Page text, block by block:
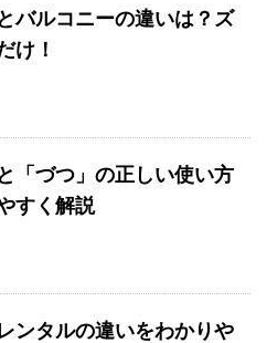
バルコニーの違いは？ズ
け！
「づつ」の正しい使い方
すく解説
ンタルの違いをわかりや